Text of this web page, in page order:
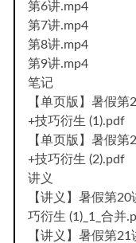
第6讲.mp4
第7讲.mp4
第8讲.mp4
第9讲.mp4
笔记
【单页版】暑假
+技巧衍生 (1).pdf
【单页版】暑假
+技巧衍生 (2).pdf
讲义
【讲义】暑假第
巧衍生 (1)_1_合并
【讲义】暑假第